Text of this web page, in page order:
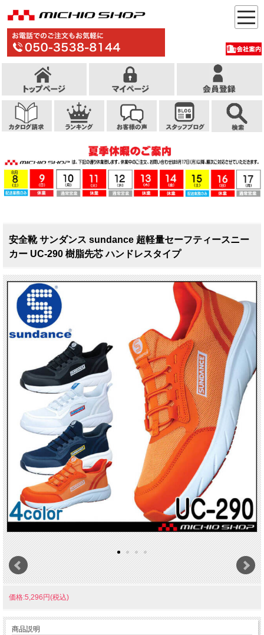
安全靴 サンダンス sundance 超軽量セーフティースニー
カー UC-290 樹脂先芯 ハンドレスタイプ
価格:5,296円(税込)
商品説明